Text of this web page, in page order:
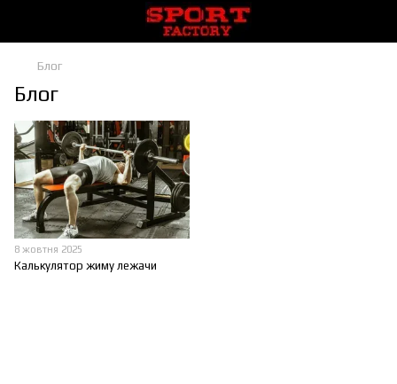
Блог
Блог
8 жовтня 2025
Калькулятор жиму лежачи